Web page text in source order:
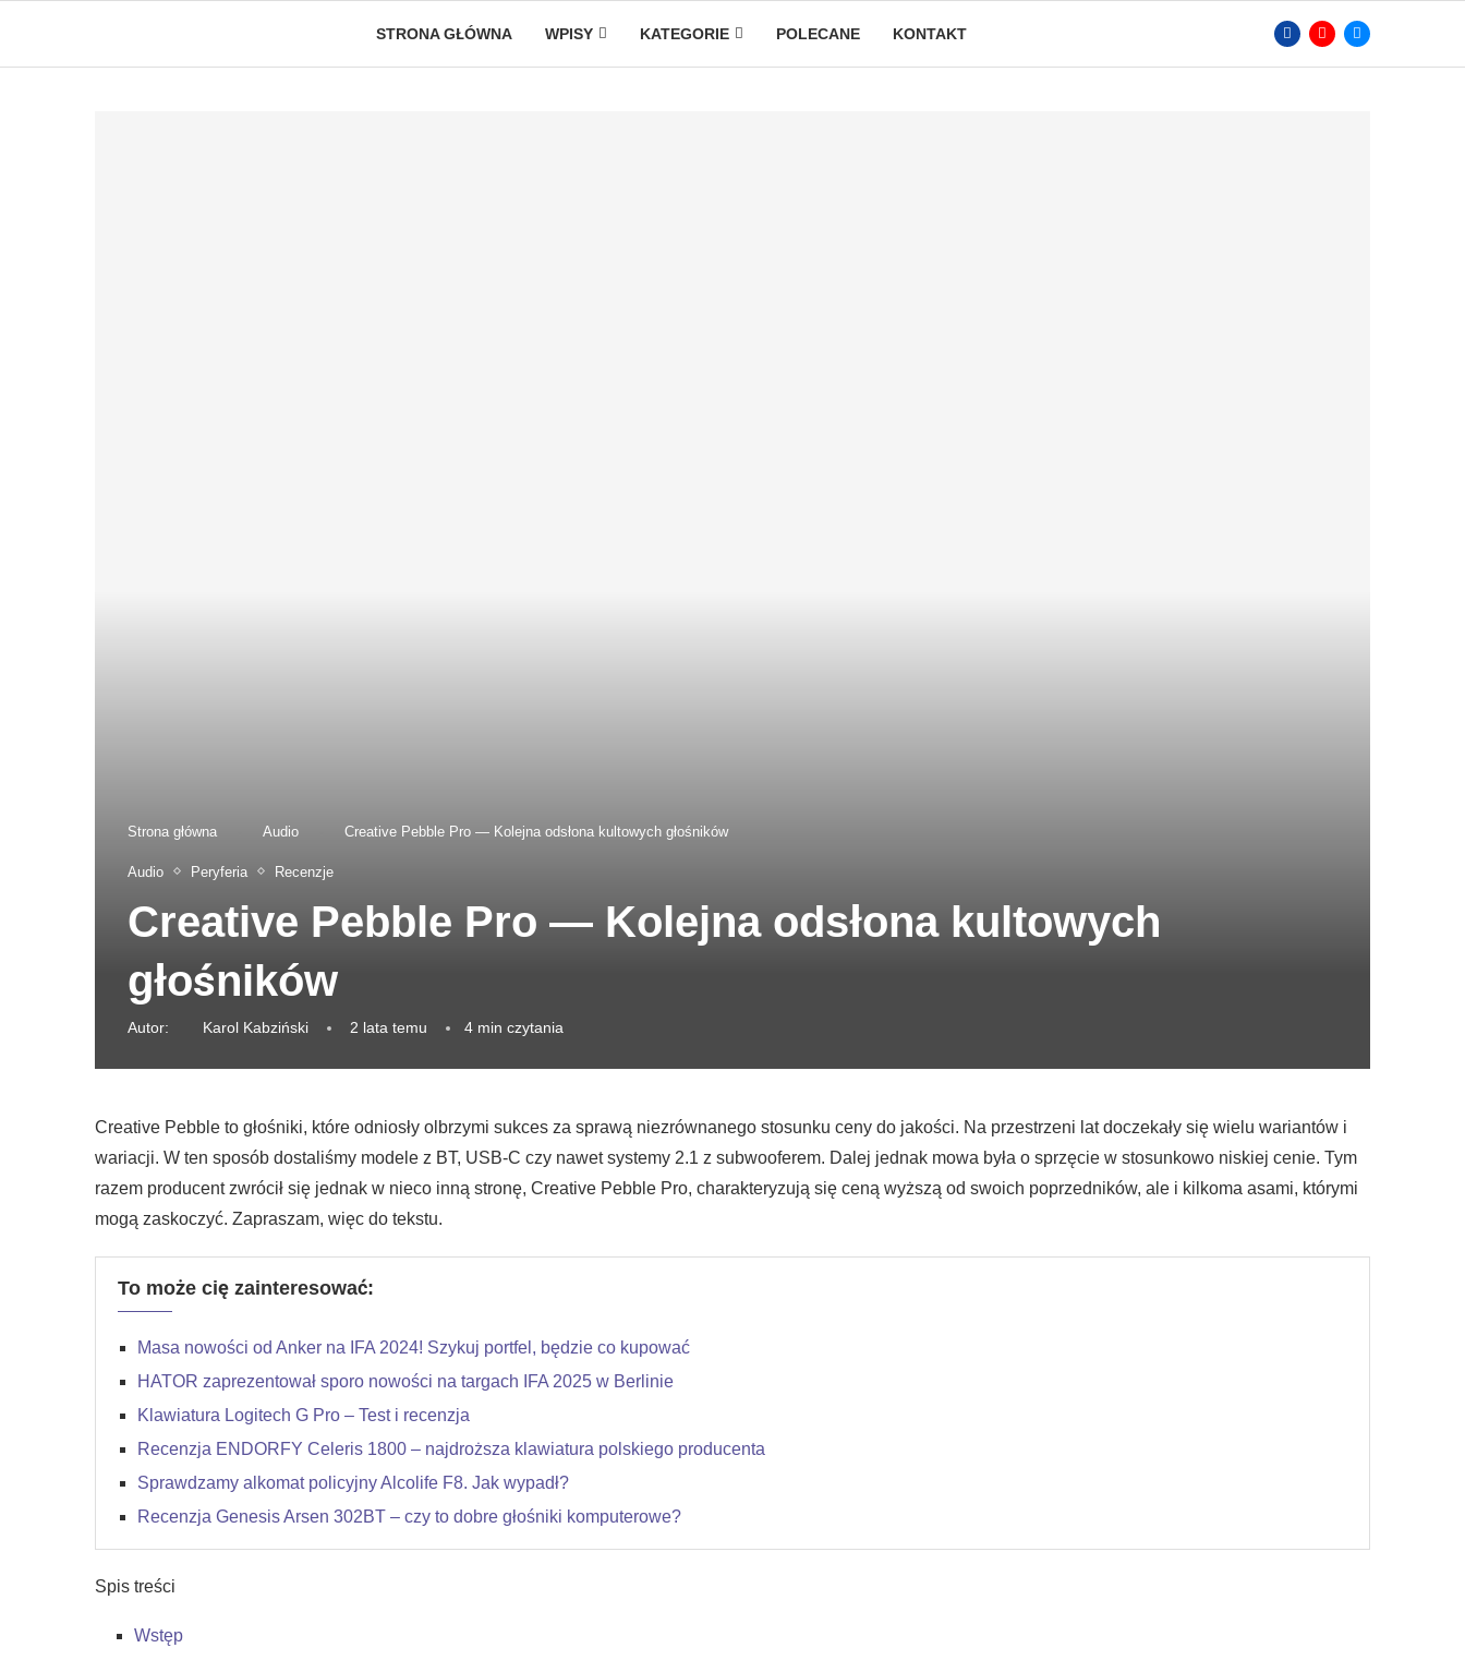
STRONA GŁÓWNA WPISY KATEGORIE POLECANE KONTAKT
Strona główna Audio Creative Pebble Pro — Kolejna odsłona kultowych głośników
Audio Peryferia Recenzje
Creative Pebble Pro — Kolejna odsłona kultowych
głośników
Autor: Karol Kabziński 2 lata temu 4 min czytania
Creative Pebble to głośniki, które odniosły olbrzymi sukces za sprawą niezrównanego stosunku ceny do jakości. Na przestrzeni lat doczekały się wielu wariantów i
wariacji. W ten sposób dostaliśmy modele z BT, USB-C czy nawet systemy 2.1 z subwooferem. Dalej jednak mowa była o sprzęcie w stosunkowo niskiej cenie. Tym
razem producent zwrócił się jednak w nieco inną stronę, Creative Pebble Pro, charakteryzują się ceną wyższą od swoich poprzedników, ale i kilkoma asami, którymi
mogą zaskoczyć. Zapraszam, więc do tekstu.
To może cię zainteresować:
Masa nowości od Anker na IFA 2024! Szykuj portfel, będzie co kupować
HATOR zaprezentował sporo nowości na targach IFA 2025 w Berlinie
Klawiatura Logitech G Pro – Test i recenzja
Recenzja ENDORFY Celeris 1800 – najdroższa klawiatura polskiego producenta
Sprawdzamy alkomat policyjny Alcolife F8. Jak wypadł?
Recenzja Genesis Arsen 302BT – czy to dobre głośniki komputerowe?
Spis treści
Wstęp